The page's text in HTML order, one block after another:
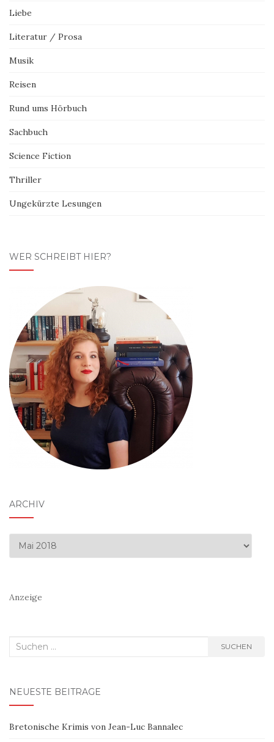
Liebe
Literatur / Prosa
Musik
Reisen
Rund ums Hörbuch
Sachbuch
Science Fiction
Thriller
Ungekürzte Lesungen
WER SCHREIBT HIER?
ARCHIV
Archiv
Anzeige
Suchen
SUCHEN
NEUESTE BEITRÄGE
Bretonische Krimis von Jean-Luc Bannalec